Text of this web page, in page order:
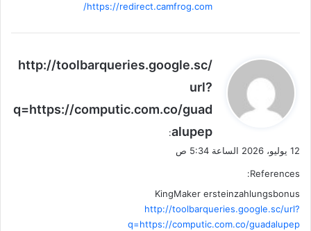
https://redirect.camfrog.com/
ي
و
ل
http://toolbarqueries.google.sc/
url?
q=https://computic.com.co/guad
alupep
:
12 يوليو، 2026 الساعة 5:34 ص
References:
KingMaker ersteinzahlungsbonus
http://toolbarqueries.google.sc/url?
q=https://computic.com.co/guadalupep